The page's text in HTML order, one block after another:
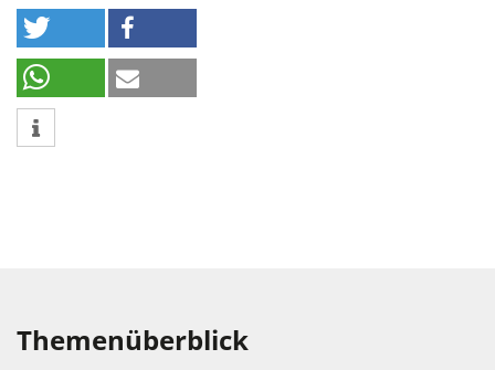
Themenüberblick